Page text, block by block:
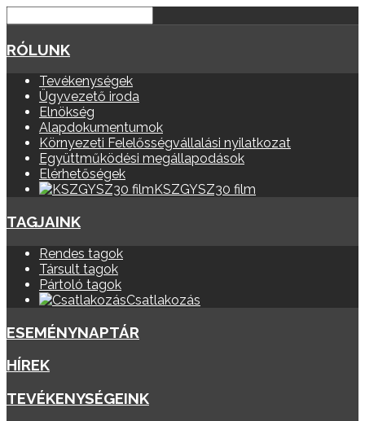
RÓLUNK
Tevékenységek
Ügyvezető iroda
Elnökség
Alapdokumentumok
Környezeti Felelősségvállalási nyilatkozat
Együttműködési megállapodások
Elérhetőségek
KSZGYSZ30 film
TAGJAINK
Rendes tagok
Társult tagok
Pártoló tagok
Csatlakozás
ESEMÉNYNAPTÁR
HÍREK
TEVÉKENYSÉGEINK